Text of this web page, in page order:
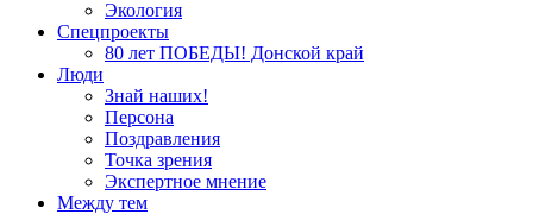
Экология
Спецпроекты
80 лет ПОБЕДЫ! Донской край
Люди
Знай наших!
Персона
Поздравления
Точка зрения
Экспертное мнение
Между тем